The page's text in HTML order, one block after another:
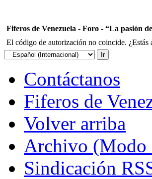
Fiferos de Venezuela - Foro - “La pasión
El código de autorización no coincide. ¿Estás
Contáctanos
Fiferos de
Volver arriba
Archivo (Modo
Sindicación